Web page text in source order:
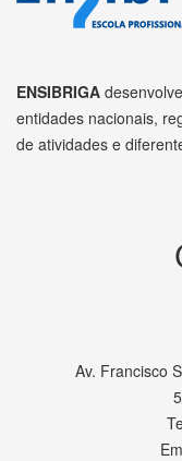
ENSIBRIGA
entidades nacionais,
de atividades e
Av. Francisco